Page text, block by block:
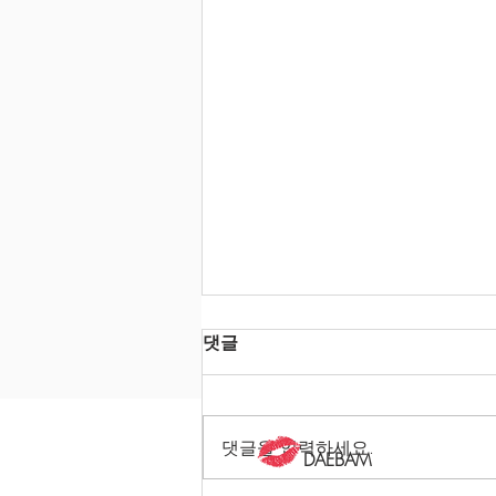
대밤과 오밤의 경쟁
댓글
댓글을 입력하세요.
DAEBAM